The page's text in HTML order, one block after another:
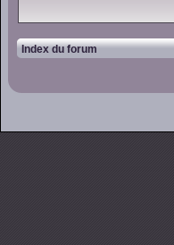
Index du forum